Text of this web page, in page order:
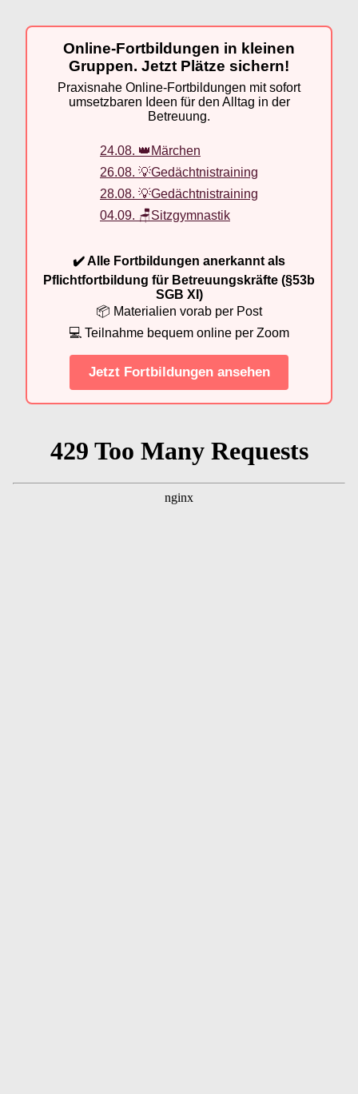
Online-Fortbildungen in kleinen
Gruppen. Jetzt Plätze sichern!
Praxisnahe Online-Fortbildungen mit sofort
umsetzbaren Ideen für den Alltag in der
Betreuung.
24.08. 👑Märchen
26.08. 💡Gedächtnistraining
28.08. 💡Gedächtnistraining
04.09. 🪑Sitzgymnastik
✔️ Alle Fortbildungen anerkannt als
Pflichtfortbildung für Betreuungskräfte (§53b
SGB XI)
📦 Materialien vorab per Post
💻 Teilnahme bequem online per Zoom
Jetzt Fortbildungen ansehen